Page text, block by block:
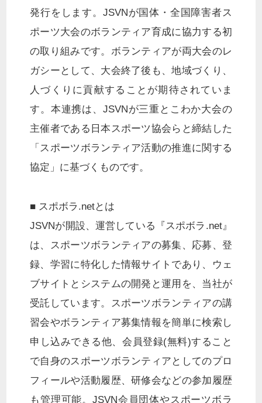
発行をします。JSVNが国体・全国障害者ス
ポーツ大会のボランティア育成に協力する初
の取り組みです。ボランティアが両大会のレ
ガシーとして、大会終了後も、地域づくり、
人づくりに貢献することが期待されていま
す。本連携は、JSVNが三重とこわか大会の
主催者である日本スポーツ協会らと締結した
「スポーツボランティア活動の推進に関する
協定」に基づくものです。
■ スポボラ.netとは
JSVNが開設、運営している『スポボラ.net』
は、スポーツボランティアの募集、応募、登
録、学習に特化した情報サイトであり、ウェ
ブサイトとシステムの開発と運用を、当社が
受託しています。スポーツボランティアの講
習会やボランティア募集情報を簡単に検索し
申し込みできる他、会員登録(無料)すること
で自身のスポーツボランティアとしてのプロ
フィールや活動履歴、研修会などの参加履歴
も管理可能。JSVN会員団体やスポーツボラ